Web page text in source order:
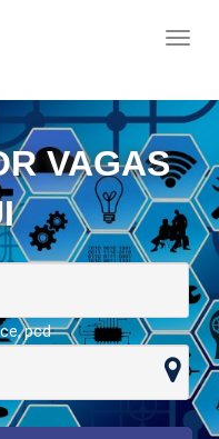
VAGAS
pcd